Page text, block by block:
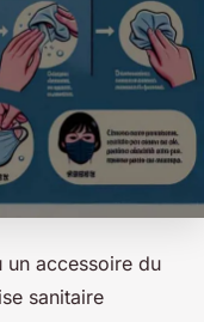
un accessoire du
sanitaire